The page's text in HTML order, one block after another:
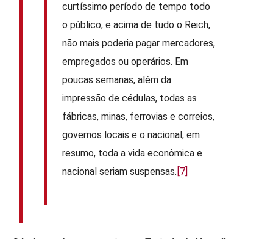
curtíssimo período de tempo todo
o público, e acima de tudo o Reich,
não mais poderia pagar mercadores,
empregados ou operários. Em
poucas semanas, além da
impressão de cédulas, todas as
fábricas, minas, ferrovias e correios,
governos locais e o nacional, em
resumo, toda a vida econômica e
nacional seriam suspensas. [7]